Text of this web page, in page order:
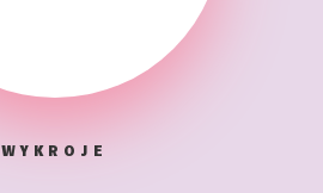
WYKROJE